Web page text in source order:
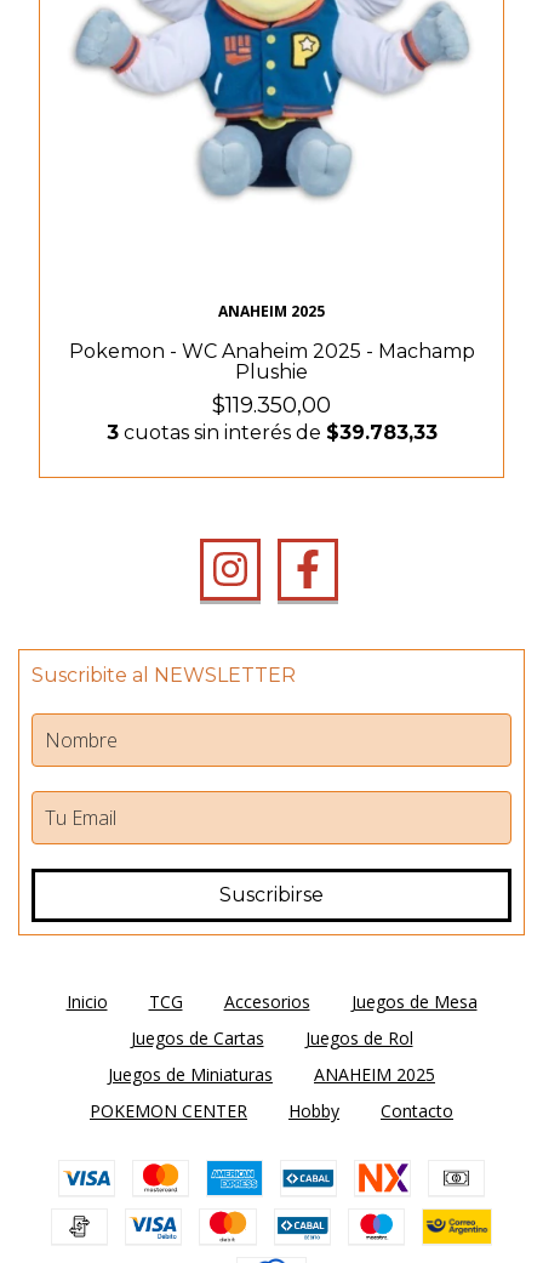
ANAHEIM 2025
Pokemon - WC Anaheim 2025 - Machamp
Plushie
$119.350,00
3cuotas sin interés de $39.783,33
Suscribite al NEWSLETTER
Inicio TCG Accesorios
Juegos de Mesa
Juegos de Cartas
Juegos de Rol
Juegos de Miniaturas
ANAHEIM 2025
POKEMON CENTER
Hobby Contacto